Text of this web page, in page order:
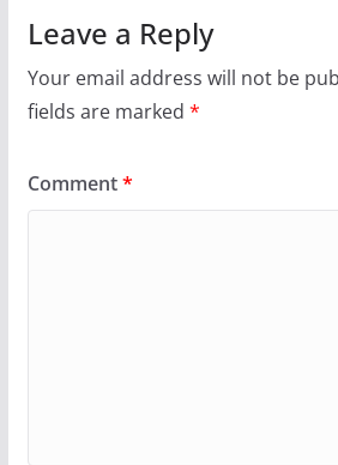
Leave a Reply
Your email address will not be
fields are marked *
Comment*